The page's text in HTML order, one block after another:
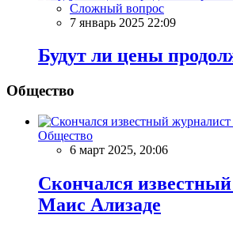
Сложный вопрос
7 январь 2025 22:09
Будут ли цены
Общество
Общество
6 март 2025, 20:06
Скончался
Маис Ализаде